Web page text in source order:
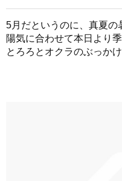
5月だというのに、真夏の
陽気に合わせて本日より
とろろとオクラのぶっかけ